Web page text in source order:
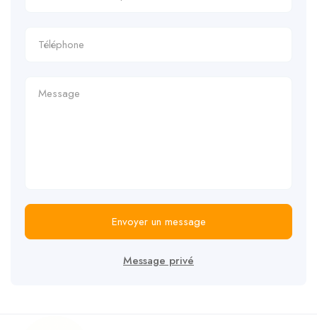
Envoyer un message
Message privé